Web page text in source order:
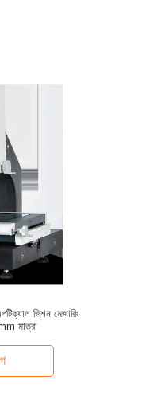
ভিশন মেজারিং
মাত্রা